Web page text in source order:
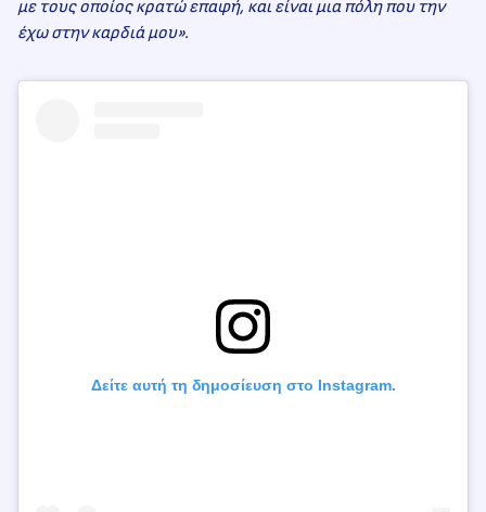
με τους οποίος κρατώ επαφή, και είναι μια πόλη που την
έχω στην καρδιά μου».
Δείτε αυτή τη δημοσίευση στο Instagram.